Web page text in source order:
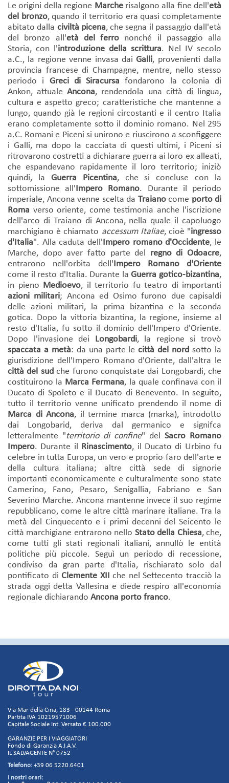
Le origini della regione Marcherisalgono alla fine dell'età
del bronzo, quando il territorio era quasi completamente
abitato dalla civiltà picena, che segna il passaggio dall'età
del bronzo all'età del ferro nonché il passaggio alla
Storia, con l'introduzione della scrittura. Nel IV secolo
a.C., la regione venne invasa daiGalli, provenienti dalla
provincia francese di Champagne, mentre, nello stesso
periodo i Greci di Siracursa fondarono la colonia di
Ankon, attualeAncona, rendendola una città di lingua,
cultura e aspetto greco; caratteristiche che mantenne a
lungo, quando già le regioni circostanti e il centro Italia
erano completamente sotto il dominio romano. Nel 295
a.C. Romani e Piceni si unirono e riuscirono a sconfiggere
i Galli, ma dopo la cacciata di questi ultimi, i Piceni si
ritrovarono costretti a dichiarare guerra ai loro ex alleati,
che espandevano rapidamente il loro territorio; iniziò
quindi, la Guerra Picentina, che si concluse con la
sottomissione all'Impero Romano. Durante il periodo
imperiale, Ancona venne scelta da Traianocome porto di
Roma verso oriente, come testimonia anche l'iscrizione
dell'arco di Traiano di Ancona, nella quale il capoluogo
marchigiano è chiamato accessum Italiae, cioè "ingresso
d'Italia". Alla caduta dell'Impero romano d'Occidente, le
Marche, dopo aver fatto parte del regno di Odoacre,
entrarono nell'orbita dell'Impero Romano d'Oriente
come il resto d'Italia. Durante laGuerra gotico-bizantina,
in pieno Medioevo, il territorio fu teatro di importanti
azioni militari; Ancona ed Osimo furono due capisaldi
delle azioni militari, la prima bizantina e la seconda
gotica. Dopo la vittoria bizantina, la regione, insieme al
resto d'Italia, fu sotto il dominio dell'Impero d'Oriente.
Dopo l'invasione dei Longobardi, la regione si trovò
spaccata a metà: da una parte lecittà del nord sotto la
giurisdizione dell'Impero Romano d'Oriente, dall'altra le
città del sud che furono conquistate dai Longobardi, che
costituirono la Marca Fermana, la quale confinava con il
Ducato di Spoleto e il Ducato di Benevento. In seguito,
tutto il territorio venne unificato prendendo il nome di
Marca di Ancona, il termine marca (marka), introdotto
dai Longobarid, deriva dal germanico e signifca
letteralmente "territorio di confine" del Sacro Romano
Impero. Durante il Rinascimento, il Ducato di Urbino fu
celebre in tutta Europa, un vero e proprio faro dell'arte e
della cultura italiana; altre città sede di signorie
importanti economicamente e culturalmente sono state
Camerino, Fano, Pesaro, Senigallia, Fabriano e San
Severino Marche. Ancona mantenne invece il suo regime
repubblicano, come le altre città marinare italiane. Tra la
metà del Cinquecento e i primi decenni del Seicento le
città marchigiane entrarono nello Stato della Chiesa, che,
come tutti gli stati regionali italiani, annullò le entità
politiche più piccole. Seguì un periodo di recessione,
condiviso da gran parte d'Italia, rischiarato solo dal
pontificato di Clemente XII che nel Settecento tracciò la
strada oggi detta Vallesina e diede respiro all'economia
regionale dichiarando Ancona porto franco.
Via Mar della Cina, 183 - 00144 Roma
Partita IVA 10219571006
Capitale Sociale Int. Versato € 100.000
GARANZIE PER I VIAGGIATORI
Fondo di Garanzia A.I.A.V.
IL SALVAGENTE N° 0752
Telefono: +39 06 5220.6401
I nostri orari: